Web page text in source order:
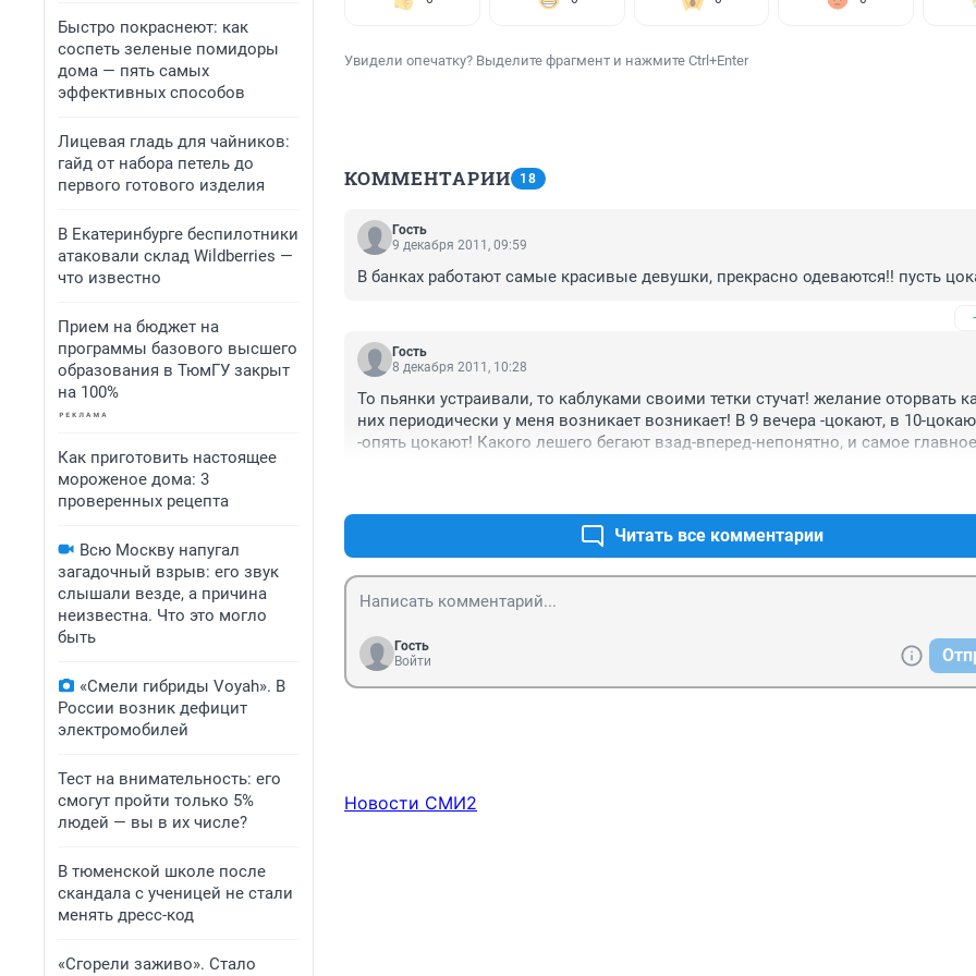
Быстро покраснеют: как
соспеть зеленые помидоры
дома — пять самых
эффективных способов
Лицевая гладь для чайников:
гайд от набора петель до
первого готового изделия
В Екатеринбурге беспилотники
атаковали склад Wildberries —
что известно
Прием на бюджет на
программы базового высшего
образования в ТюмГУ закрыт
на 100%
Как приготовить настоящее
мороженое дома: 3
проверенных рецепта
Всю Москву напугал
загадочный взрыв: его звук
слышали везде, а причина
неизвестна. Что это могло
быть
«Смели гибриды Voyah». В
России возник дефицит
электромобилей
Тест на внимательность: его
смогут пройти только 5%
людей — вы в их числе?
В тюменской школе после
скандала с ученицей не стали
менять дресс-код
«Сгорели заживо». Стало
Увидели опечатку? Выделите фрагмент и нажмите Ctrl+Enter
КОММЕНТАРИИ 18
Гость
9 декабря 2011, 09:59
В банках работают самые красивые девушки, прекрасно одеваются!! пусть
Гость
8 декабря 2011, 10:28
То пьянки устраивали, то каблуками своими тетки стучат! желание оторвать
них периодически у меня возникает возникает! В 9 вечера -цокают, в 10-
-опять цокают! Какого лешего бегают взад-вперед-непонятно, и самое
Читать все комментарии
Гость
Войти
Новости СМИ2